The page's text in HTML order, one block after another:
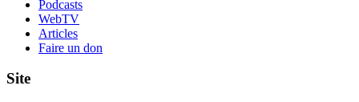
Podcasts
WebTV
Articles
Faire un don
Site